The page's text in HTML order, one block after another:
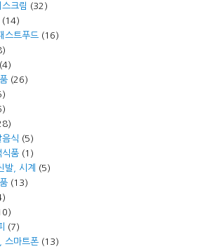
스크림 (32)
스트푸드(16)
(4)
(26)
음식 (5)
식품(1)
발, 시계
(5)
(13)
(7)
스마트폰(13)